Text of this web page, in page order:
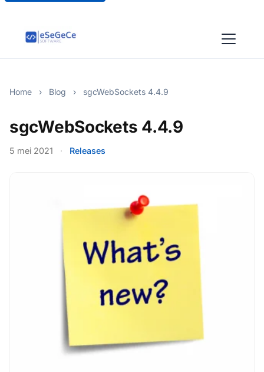
Home › Blog › sgcWebSockets 4.4.9
sgcWebSockets 4.4.9
5 mei 2021 · Releases